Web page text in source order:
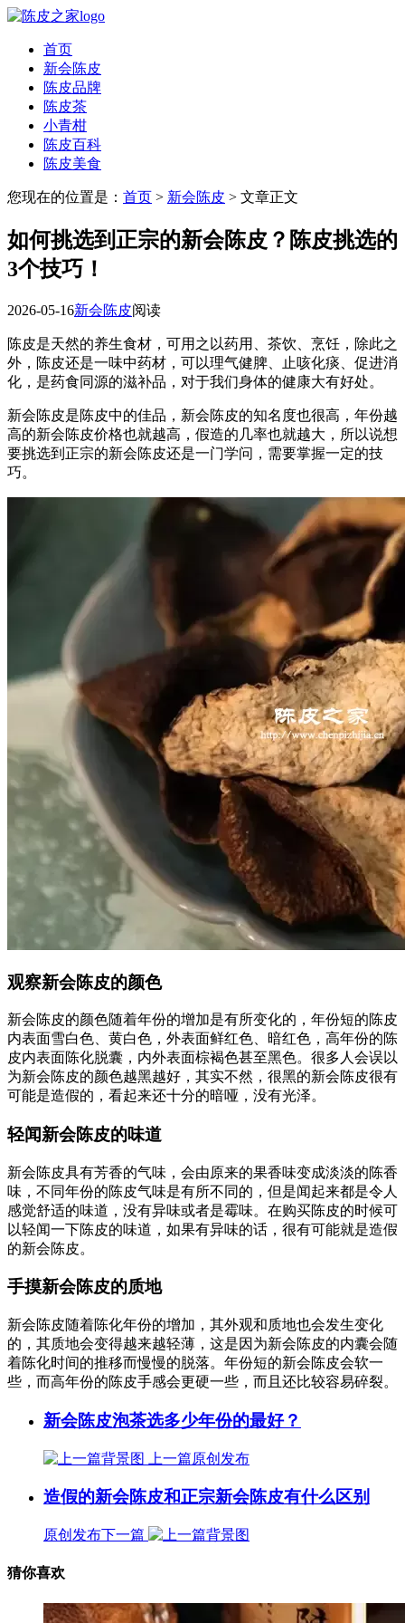
首页
新会陈皮
陈皮品牌
陈皮茶
小青柑
陈皮百科
陈皮美食
您现在的位置是： 首页 > 新会陈皮 > 文章正文
如何挑选到正宗的新会陈皮？陈皮挑选的
3个技巧！
2026-05-16新会陈皮阅读
陈皮是天然的养生食材，可用之以药用、茶饮、烹饪，除此之
外，陈皮还是一味中药材，可以理气健脾、止咳化痰、促进消
化，是药食同源的滋补品，对于我们身体的健康大有好处。
新会陈皮是陈皮中的佳品，新会陈皮的知名度也很高，年份越
高的新会陈皮价格也就越高，假造的几率也就越大，所以说想
要挑选到正宗的新会陈皮还是一门学问，需要掌握一定的技
巧。
观察新会陈皮的颜色
新会陈皮的颜色随着年份的增加是有所变化的，年份短的陈皮
内表面雪白色、黄白色，外表面鲜红色、暗红色，高年份的陈
皮内表面陈化脱囊，内外表面棕褐色甚至黑色。很多人会误以
为新会陈皮的颜色越黑越好，其实不然，很黑的新会陈皮很有
可能是造假的，看起来还十分的暗哑，没有光泽。
轻闻新会陈皮的味道
新会陈皮具有芳香的气味，会由原来的果香味变成淡淡的陈香
味，不同年份的陈皮气味是有所不同的，但是闻起来都是令人
感觉舒适的味道，没有异味或者是霉味。在购买陈皮的时候可
以轻闻一下陈皮的味道，如果有异味的话，很有可能就是造假
的新会陈皮。
手摸新会陈皮的质地
新会陈皮随着陈化年份的增加，其外观和质地也会发生变化
的，其质地会变得越来越轻薄，这是因为新会陈皮的内囊会随
着陈化时间的推移而慢慢的脱落。年份短的新会陈皮会软一
些，而高年份的陈皮手感会更硬一些，而且还比较容易碎裂。
新会陈皮泡茶选多少年份的最好？
上一篇原创发布
造假的新会陈皮和正宗新会陈皮有什么区别
原创发布下一篇
猜你喜欢